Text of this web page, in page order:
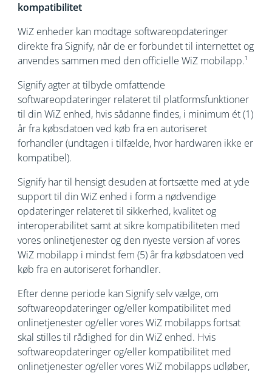
kompatibilitet
WiZ enheder kan modtage softwareopdateringer
direkte fra Signify, når de er forbundet til internettet og
anvendes sammen med den officielle WiZ mobilapp.¹
Signify agter at tilbyde omfattende
softwareopdateringer relateret til platformsfunktioner
til din WiZ enhed, hvis sådanne findes, i minimum ét (1)
år fra købsdatoen ved køb fra en autoriseret
forhandler (undtagen i tilfælde, hvor hardwaren ikke er
kompatibel).
Signify har til hensigt desuden at fortsætte med at yde
support til din WiZ enhed i form a nødvendige
opdateringer relateret til sikkerhed, kvalitet og
interoperabilitet samt at sikre kompatibiliteten med
vores onlinetjenester og den nyeste version af vores
WiZ mobilapp i mindst fem (5) år fra købsdatoen ved
køb fra en autoriseret forhandler.
Efter denne periode kan Signify selv vælge, om
softwareopdateringer og/eller kompatibilitet med
onlinetjenester og/eller vores WiZ mobilapps fortsat
skal stilles til rådighed for din WiZ enhed. Hvis
softwareopdateringer og/eller kompatibilitet med
onlinetjenester og/eller vores WiZ mobilapps udløber,